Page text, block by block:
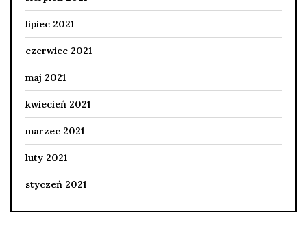
lipiec 2021
czerwiec 2021
maj 2021
kwiecień 2021
marzec 2021
luty 2021
styczeń 2021